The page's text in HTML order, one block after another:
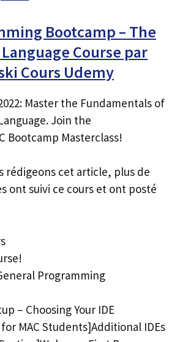
Bootcamp – The
Course par
Cours Udemy
Master the Fundamentals of
Join the
Bootcamp Masterclass!
rédigeons cet article, plus de
ont suivi ce cours et ont posté
Programming
– Choosing Your IDE
MAC Students]Additional IDEs